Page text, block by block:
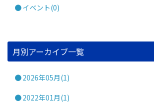
イベント(0)
月別アーカイブ一覧
2026年05月(1)
2022年01月(1)